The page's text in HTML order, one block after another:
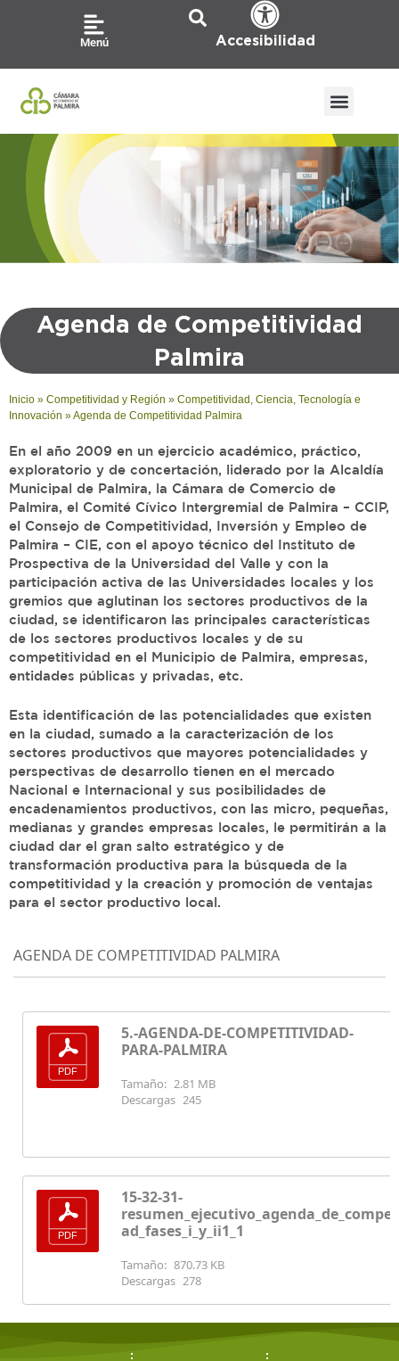
Menú Accesibilidad
Agenda de Competitividad
Palmira
Inicio » Competitividad y Región » Competitividad, Ciencia, Tecnología e
Innovación »Agenda de Competitividad Palmira
En el año 2009 en un ejercicio académico, práctico,
exploratorio y de concertación, liderado por la Alcaldía
Municipal de Palmira, la Cámara de Comercio de
Palmira, el Comité Cívico Intergremial de Palmira – CCIP,
el Consejo de Competitividad, Inversión y Empleo de
Palmira – CIE, con el apoyo técnico del Instituto de
Prospectiva de la Universidad del Valle y con la
participación activa de las Universidades locales y los
gremios que aglutinan los sectores productivos de la
ciudad, se identificaron las principales características
de los sectores productivos locales y de su
competitividad en el Municipio de Palmira, empresas,
entidades públicas y privadas, etc.
Esta identificación de las potencialidades que existen
en la ciudad, sumado a la caracterización de los
sectores productivos que mayores potencialidades y
perspectivas de desarrollo tienen en el mercado
Nacional e Internacional y sus posibilidades de
encadenamientos productivos, con las micro, pequeñas,
medianas y grandes empresas locales, le permitirán a la
ciudad dar el gran salto estratégico y de
transformación productiva para la búsqueda de la
competitividad y la creación y promoción de ventajas
para el sector productivo local.
AGENDA DE COMPETITIVIDAD PALMIRA
5.-AGENDA-DE-COMPETITIVIDAD-
PARA-PALMIRA
Tamaño: 2.81 MB
Descargas 245
15-32-31-
ad_fases_i_y_ii1_1
Tamaño: 870.73 KB
Descargas 278